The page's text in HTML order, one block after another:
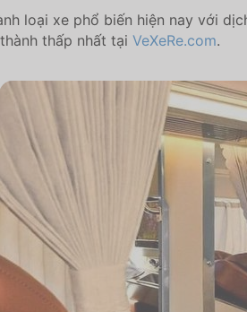
loại xe phổ biến hiện nay với
thấp nhất tại VeXeRe.com.